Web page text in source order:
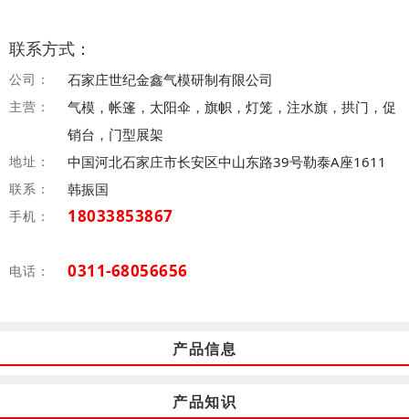
联系方式：
公司： 石家庄世纪金鑫气模研制有限公司
主营：
气模，帐篷，太阳伞，旗帜，灯笼，注水旗，拱门，促
销台，门型展架
地址： 中国河北石家庄市长安区中山东路39号勒泰A座1611
联系： 韩振国
手机： 18033853867
电话： 0311-68056656
产品信息
产品知识